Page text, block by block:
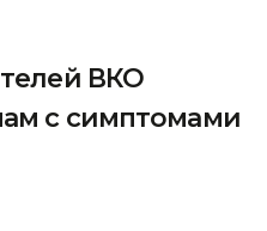
ВКО
с симптомами